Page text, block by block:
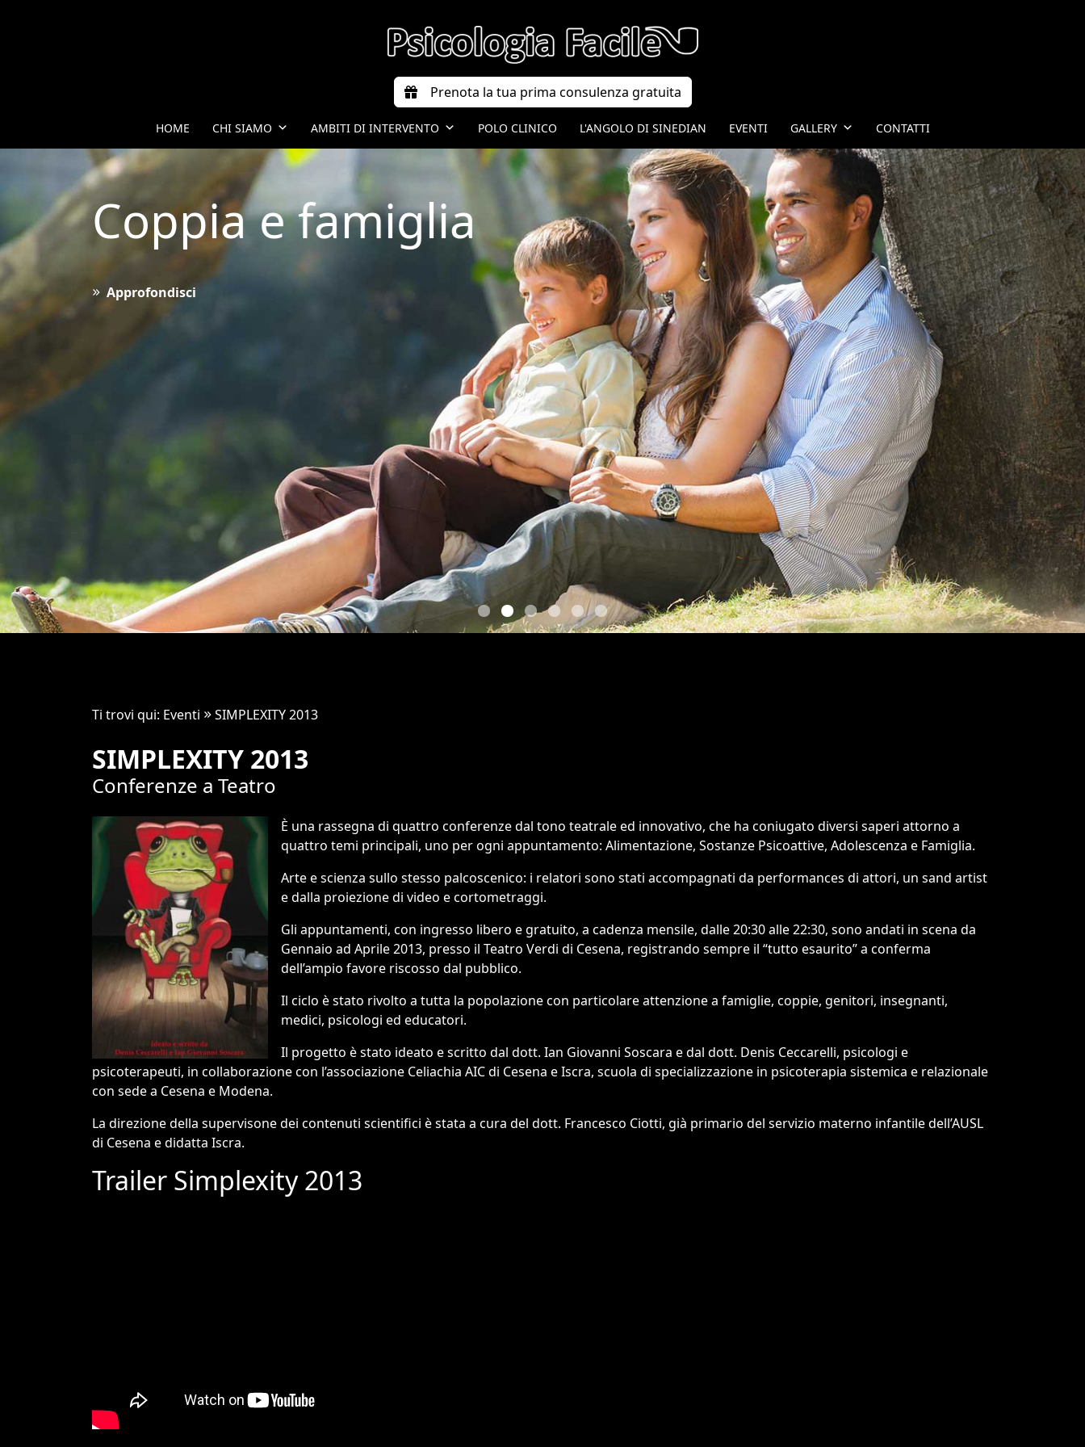
Prenota la tua prima consulenza gratuita
HOME CHI SIAMO AMBITI DI INTERVENTO POLO CLINICO L'ANGOLO DI SINEDIAN EVENTI GALLERY CONTATTI
Coppia e famiglia
Approfondisci
Ti trovi qui: Eventi SIMPLEXITY 2013
SIMPLEXITY 2013
Conferenze a Teatro
È una rassegna di quattro conferenze dal tono teatrale ed innovativo, che ha coniugato diversi saperi attorno a
quattro temi principali, uno per ogni appuntamento: Alimentazione, Sostanze Psicoattive, Adolescenza e Famiglia.
Arte e scienza sullo stesso palcoscenico: i relatori sono stati accompagnati da performances di attori, un sand artist
e dalla proiezione di video e cortometraggi.
Gli appuntamenti, con ingresso libero e gratuito, a cadenza mensile, dalle 20:30 alle 22:30, sono andati in scena da
Gennaio ad Aprile 2013, presso il Teatro Verdi di Cesena, registrando sempre il “tutto esaurito” a conferma
dell’ampio favore riscosso dal pubblico.
Il ciclo è stato rivolto a tutta la popolazione con particolare attenzione a famiglie, coppie, genitori, insegnanti,
medici, psicologi ed educatori.
Il progetto è stato ideato e scritto dal dott. Ian Giovanni Soscara e dal dott. Denis Ceccarelli, psicologi e
psicoterapeuti, in collaborazione con l’associazione Celiachia AIC di Cesena e Iscra, scuola di specializzazione in psicoterapia sistemica e relazionale
con sede a Cesena e Modena.
La direzione della supervisone dei contenuti scientifici è stata a cura del dott. Francesco Ciotti, già primario del servizio materno infantile dell’AUSL
di Cesena e didatta Iscra.
Trailer Simplexity 2013